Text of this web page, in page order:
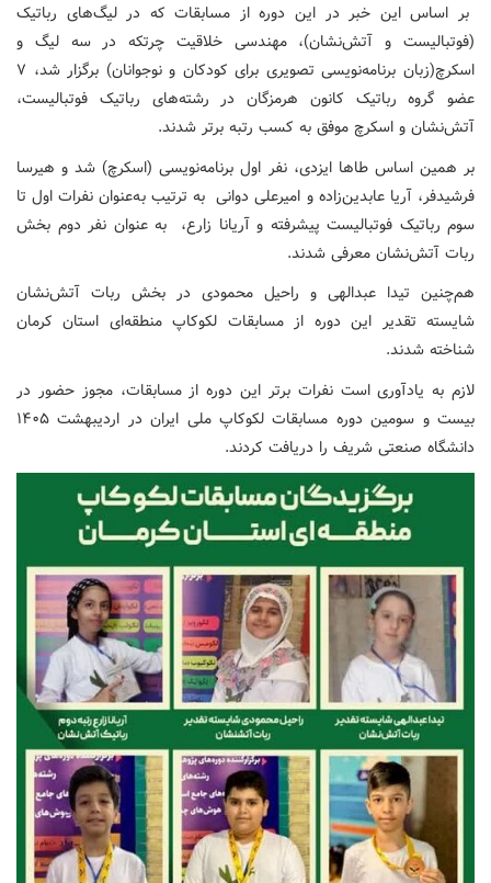
بر اساس این خبر در این دوره از مسابقات که در لیگ‌های رباتیک
(فوتبالیست و آتش‌نشان)، مهندسی خلاقیت چرتکه در سه لیگ و
اسکرچ(زبان برنامه‌نویسی تصویری برای کودکان و نوجوانان) برگزار شد، ۷
عضو گروه رباتیک کانون هرمزگان در رشته‌های رباتیک فوتبالیست،
آتش‌نشان و اسکرچ موفق به کسب رتبه برتر شدند.
بر همین اساس طاها ایزدی، نفر اول برنامه‌نویسی (اسکرچ) شد و هیرسا
فرشیدفر، آریا عابدین‌زاده و امیرعلی دوانی به ترتیب به‌عنوان نفرات اول تا
سوم رباتیک فوتبالیست پیشرفته و آریانا زارع، به عنوان نفر دوم بخش
ربات آتش‌نشان معرفی شدند.
هم‌چنین تیدا عبدالهی و راحیل محمودی در بخش ربات آتش‌نشان
شایسته تقدیر این دوره از مسابقات لکوکاپ منطقه‌ای استان کرمان
شناخته شدند.
لازم به یادآوری است نفرات برتر این دوره از مسابقات، مجوز حضور در
بیست و سومین دوره مسابقات لکوکاپ ملی ایران در اردیبهشت ۱۴۰۵
دانشگاه صنعتی شریف را دریافت کردند.